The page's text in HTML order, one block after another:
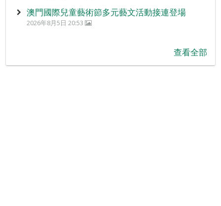
澳門國際兒童藝術節多元藝文活動接連登場
2026年8月5日 20:53
查看全部